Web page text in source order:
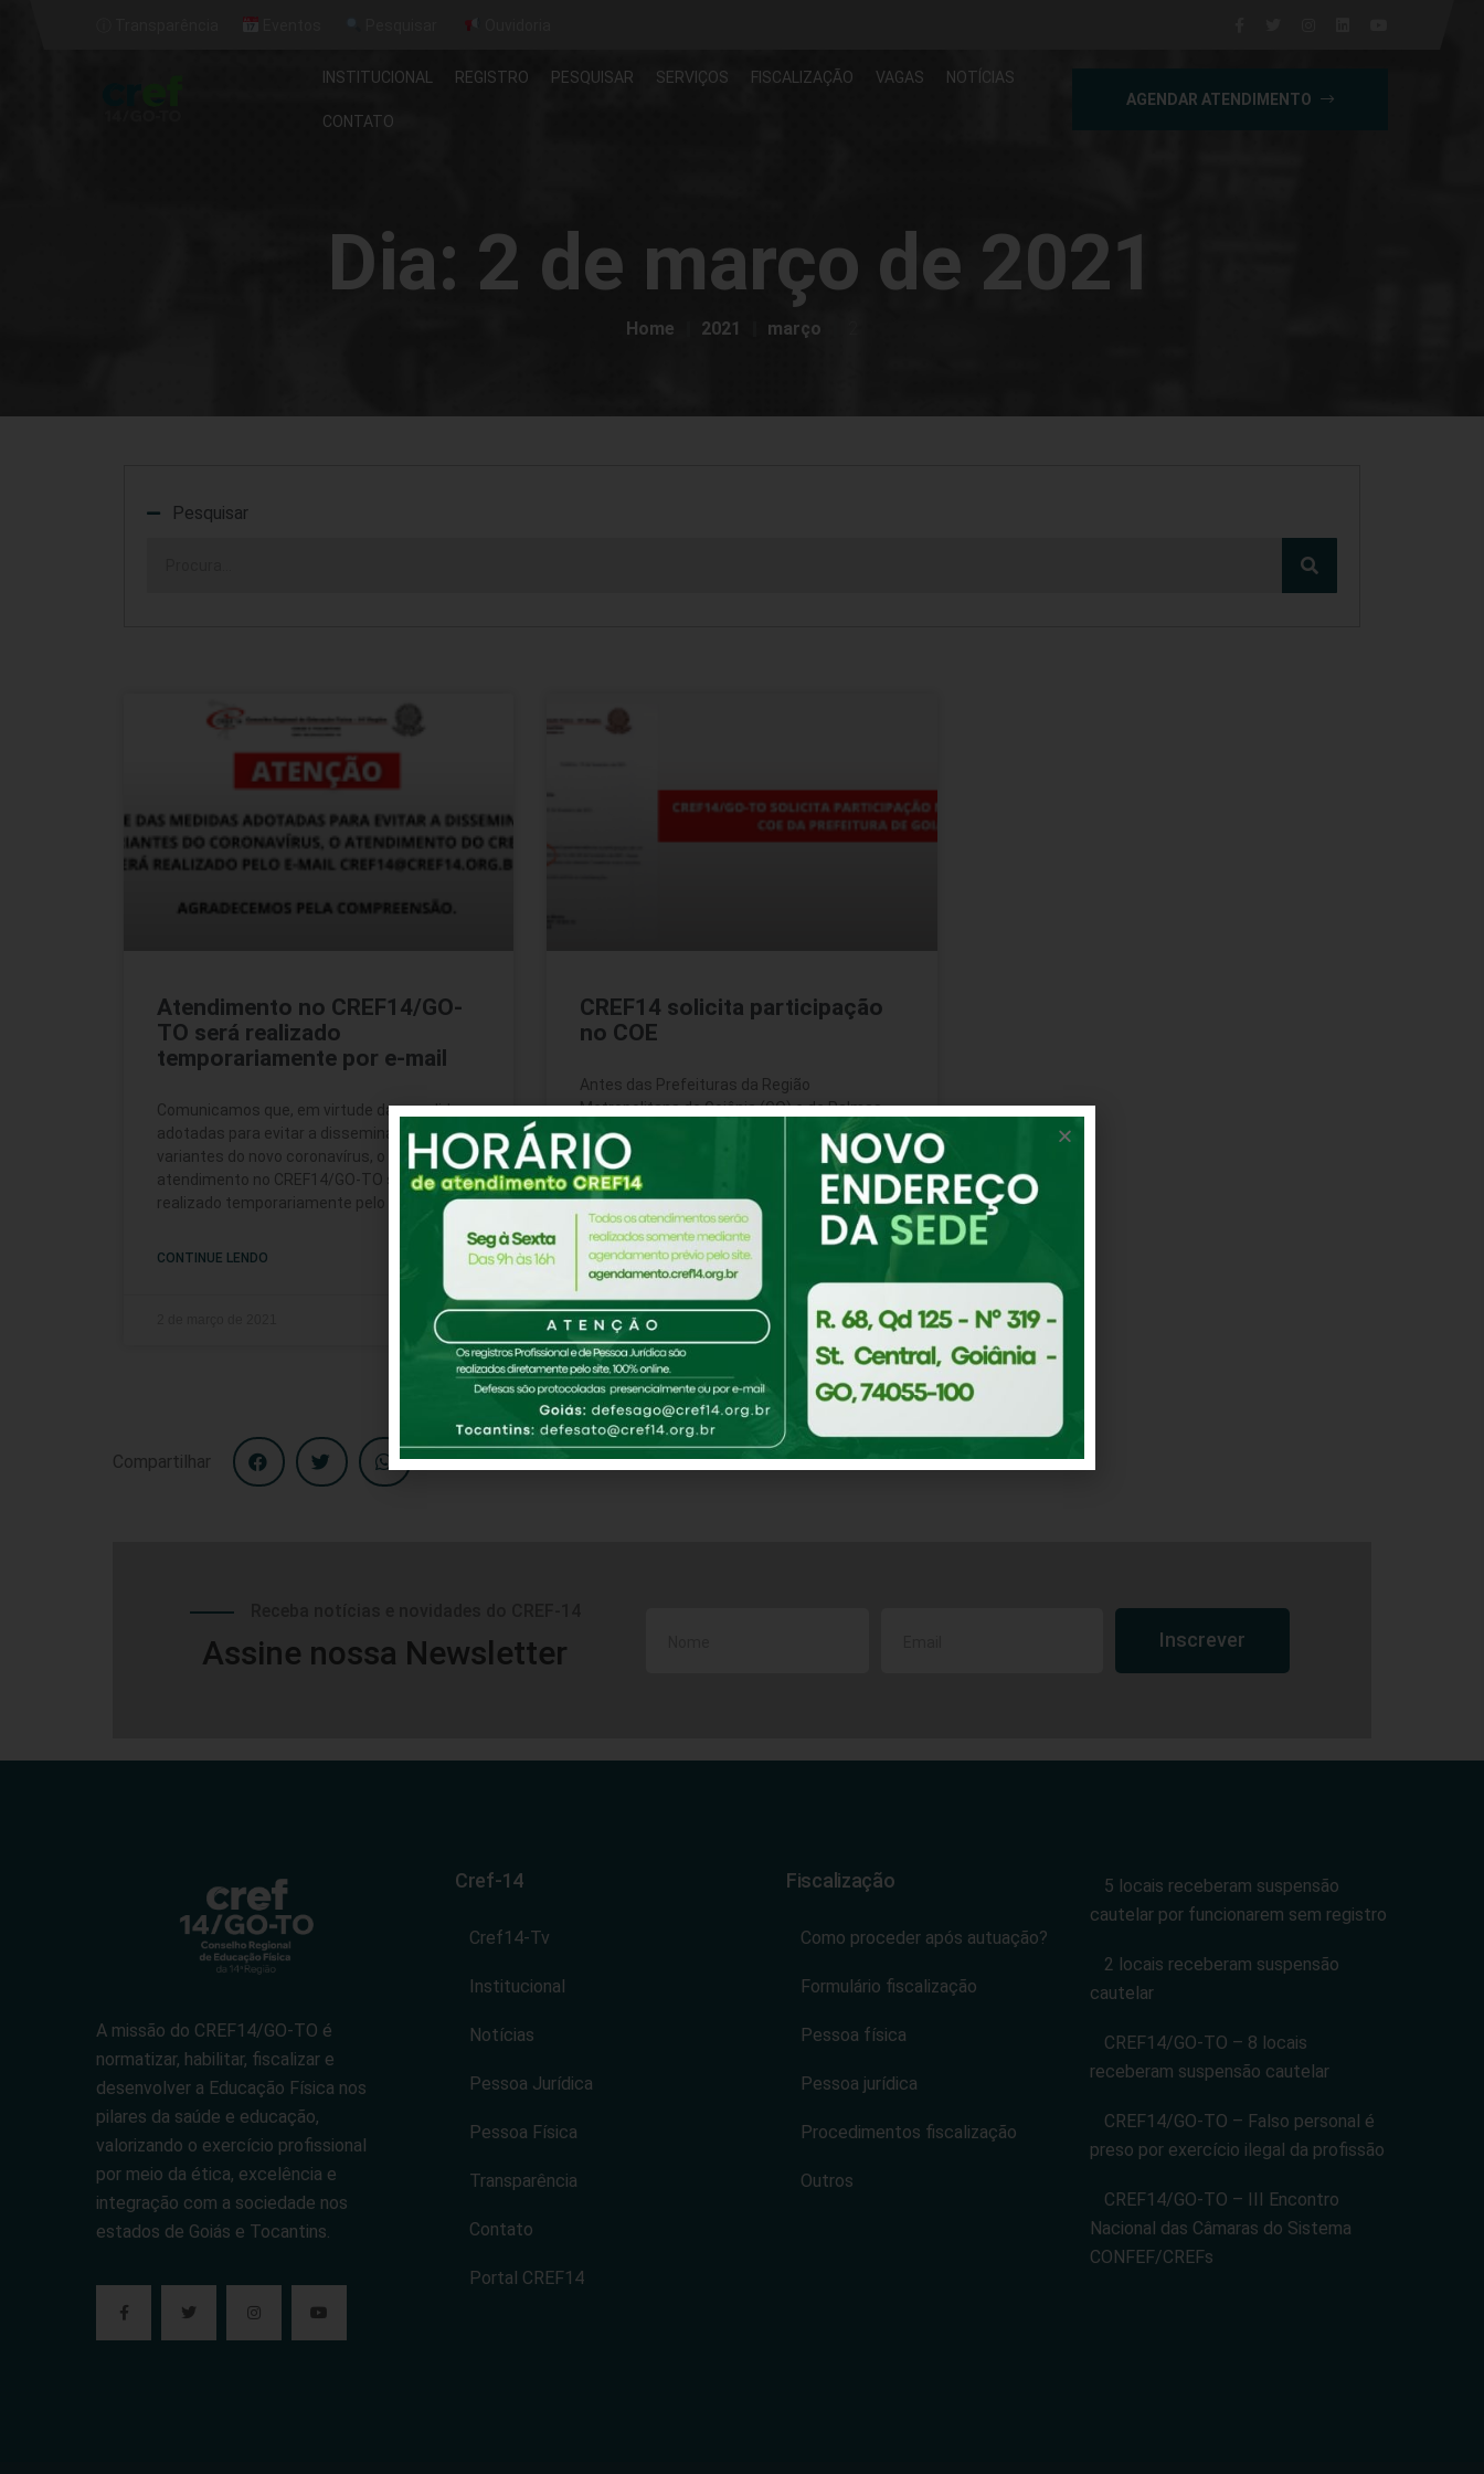
INSTITUCIONAL REGISTRO PESQUISAR SERVIÇOS FISCALIZAÇÃO VAGAS NOTÍCIAS
CONTATO
AGENDAR ATENDIMENTO
Dia: 2 de março de 2021
Home 2021 março
Pesquisar
Atendimento no CREF14/GO-
TO será realizado
temporariamente por e-mail
Comunicamos que, em virtude das medidas
adotadas para evitar a disseminação das
variantes do novo coronavírus, o
atendimento no CREF14/GO-TO será
realizado temporariamente pelo e-mail
CONTINUE LENDO
CREF14 solicita participação
no COE
Antes das Prefeituras da Região
Metropolitana de Goiânia (GO) e de Palmas
(TO) publicarem os Decretos com medidas
emergenciais para conter o avanço da
COVID-19
CONTINUE LENDO
2 de março de 2021
Compartilhar
Assine nossa Newsletter Inscrever
A missão do CREF14/GO-TO é
normatizar, habilitar, fiscalizar e
desenvolver a Educação Física nos
pilares da saúde e educação,
valorizando o exercício profissional
por meio da ética, excelência e
integração com a sociedade nos
estados de Goiás e Tocantins.
Cref-14
Cref14-Tv
Institucional
Notícias
Pessoa Jurídica
Pessoa Física
Transparência
Contato
Portal CREF14
Fiscalização
Como proceder após autuação?
Formulário fiscalização
Pessoa física
Pessoa jurídica
Procedimentos fiscalização
Outros
5 locais receberam suspensão
cautelar por funcionarem sem registro
2 locais receberam suspensão
cautelar
CREF14/GO-TO – 8 locais
receberam suspensão cautelar
CREF14/GO-TO – Falso personal é
preso por exercício ilegal da profissão
CREF14/GO-TO – III Encontro
Nacional das Câmaras do Sistema
CONFEF/CREFs